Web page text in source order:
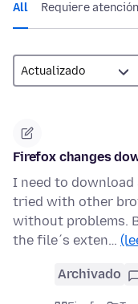
All Requiere atención
Firefox changes
I need to download
tried with other
without problems.
the file´s exten…
Archivado